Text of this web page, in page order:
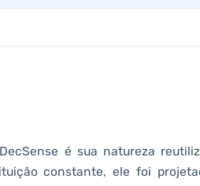
é sua natureza
constante, ele foi